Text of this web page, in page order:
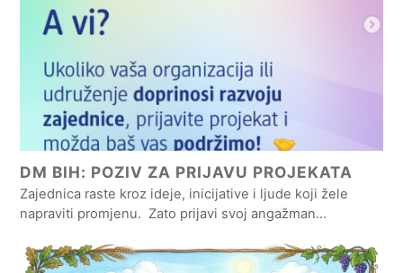
DM BIH: POZIV ZA PRIJAVU PROJEKATA
Zajednica raste kroz ideje, inicijative i ljude koji žele
napraviti promjenu. Zato prijavi svoj angažman…